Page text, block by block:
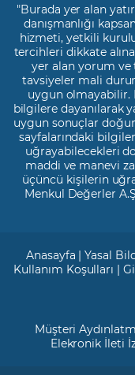
"Burada yer alan
danışmanlığı
hizmeti, yetkili
tercihleri dikkate
yer alan yorum
tavsiyeler mali
uygun olmayabilir.
bilgilere dayanılarak
uygun sonuçlar
sayfalarındaki
uğrayabilecekleri
maddi ve manevi
üçüncü kişilerin
Menkul Değerler
Anasayfa |Yasal
Kullanım Koşulları |
Müşteri
Elekronik İleti